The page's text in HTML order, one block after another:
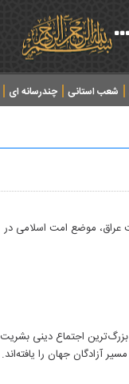
شعب استانی چندرسانه ای
عراق، موضع امت اسلامی در
اجتماع دینی بشریت
آزادگان جهان را یافته‌اند.